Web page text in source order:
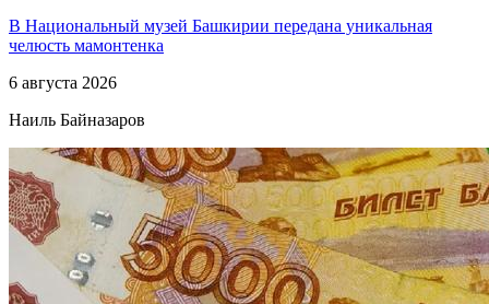
В Национальный музей Башкирии передана уникальная
челюсть мамонтенка
6 августа 2026
Наиль Байназаров